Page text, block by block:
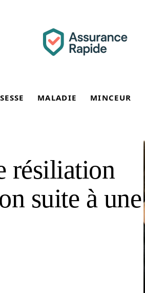
MALADIE MINCEUR
résiliation
suite à une